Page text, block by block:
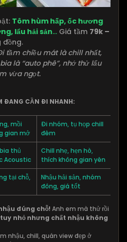
Tôm hùm hấp, ốc hương
lẩu hải sản... Giá tầm 79k –
đồng.
tầm chiều mát là chill nhất,
là “auto phê”, nhớ thử lẩu
vừa ngọt.
ĐANG CẦN ĐI NHANH:
mồi
gian mở
Đi nhóm, tụ họp chill
đêm
thủ
Acoustic
Chill nhẹ, hẹn hò,
thích không gian yên
tại chỗ,
Nhậu hải sản, nhóm
đông, giá tốt
đúng chỗ! Anh em mà thử rồi
nhỏ nhưng chất nhậu không
nhậu, chill, quán view đẹp ở